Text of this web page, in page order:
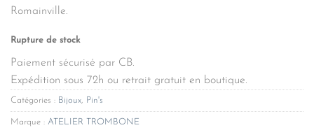
Romainville.
Rupture de stock
Paiement sécurisé par CB.
Expédition sous 72h ou retrait gratuit en boutique.
Catégories : Bijoux, Pin's
Marque : ATELIER TROMBONE